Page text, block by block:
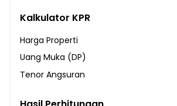
Hadap Selatan
Fasilitas Sekitar Hunian:
6 Menit ke SDN CIcayur II
5 Menit ke SD Negeri Cicayur I
Kalkulator KPR
Harga Properti
Uang Muka (DP)
Tenor Angsuran